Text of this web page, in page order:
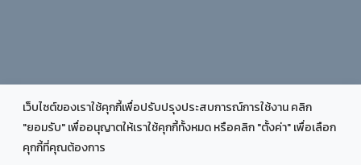
COPYRIGHT © 2025 FACULTY OF EDUCATION CHIANG RAI
เว็บไซต์ของเราใช้คุกกี้เพื่อปรับปรุงประสบการณ์การใช้งาน คลิก
"ยอมรับ" เพื่ออนุญาตให้เราใช้คุกกี้ทั้งหมด หรือคลิก "ตั้งค่า" เพื่อเลือก
คุกกี้ที่คุณต้องการ